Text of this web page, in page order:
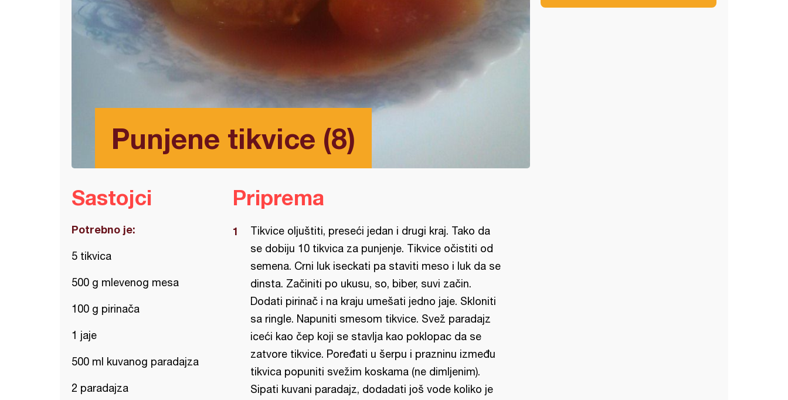
Punjene tikvice (8)
Sastojci
Potrebno je:
5 tikvica
500 g mlevenog mesa
100 g pirinača
1 jaje
500 ml kuvanog paradajza
2 paradajza
Priprema
Tikvice oljuštiti, preseći jedan i drugi kraj. Tako da
se dobiju 10 tikvica za punjenje. Tikvice očistiti od
semena. Crni luk iseckati pa staviti meso i luk da se
dinsta. Začiniti po ukusu, so, biber, suvi začin.
Dodati pirinač i na kraju umešati jedno jaje. Skloniti
sa ringle. Napuniti smesom tikvice. Svež paradajz
iceći kao čep koji se stavlja kao poklopac da se
zatvore tikvice. Poređati u šerpu i prazninu između
tikvica popuniti svežim koskama (ne dimljenim).
Sipati kuvani paradajz, dodadati još vode koliko je